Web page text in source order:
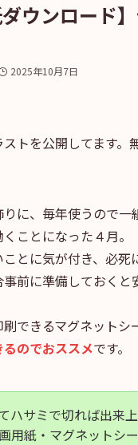
ダウンロード
2025年10月7日
トを公開してます
に、毎年使うので
ことになった４月。
とに気が付き、必
前に準備しておくと
できるマグネット
のでおススメです。
ハサミで切れば出来
用紙・マグネットシ